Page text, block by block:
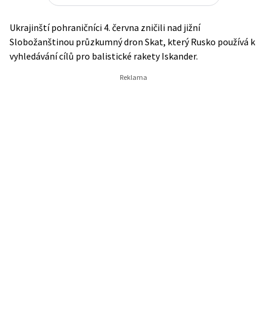
Ukrajinští pohraničníci 4. června zničili nad jižní
Slobožanštinou průzkumný dron Skat, který Rusko používá k
vyhledávání cílů pro balistické rakety Iskander.